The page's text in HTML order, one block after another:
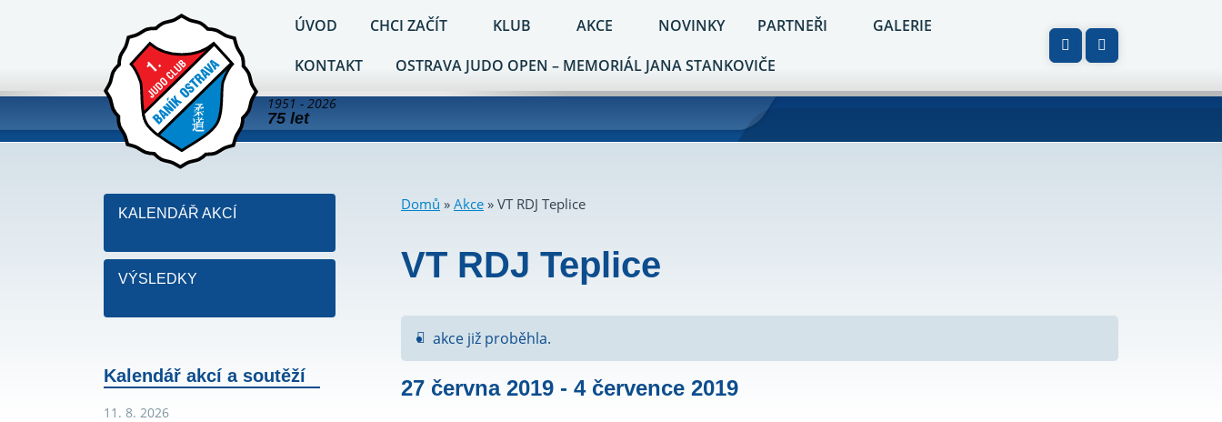
1951 - 2026
75 let
ÚVOD CHCI ZAČÍT KLUB AKCE NOVINKY PARTNEŘI
GALERIE
KONTAKT
OSTRAVA JUDO OPEN – MEMORIÁL JANA STANKOVIČE
Domů » Akce » VT RDJ Teplice
VT RDJ Teplice
akce již proběhla.
27 června 2019 - 4 července 2019
KALENDÁŘ AKCÍ
VÝSLEDKY
Kalendář akcí a soutěží
11. 8. 2026